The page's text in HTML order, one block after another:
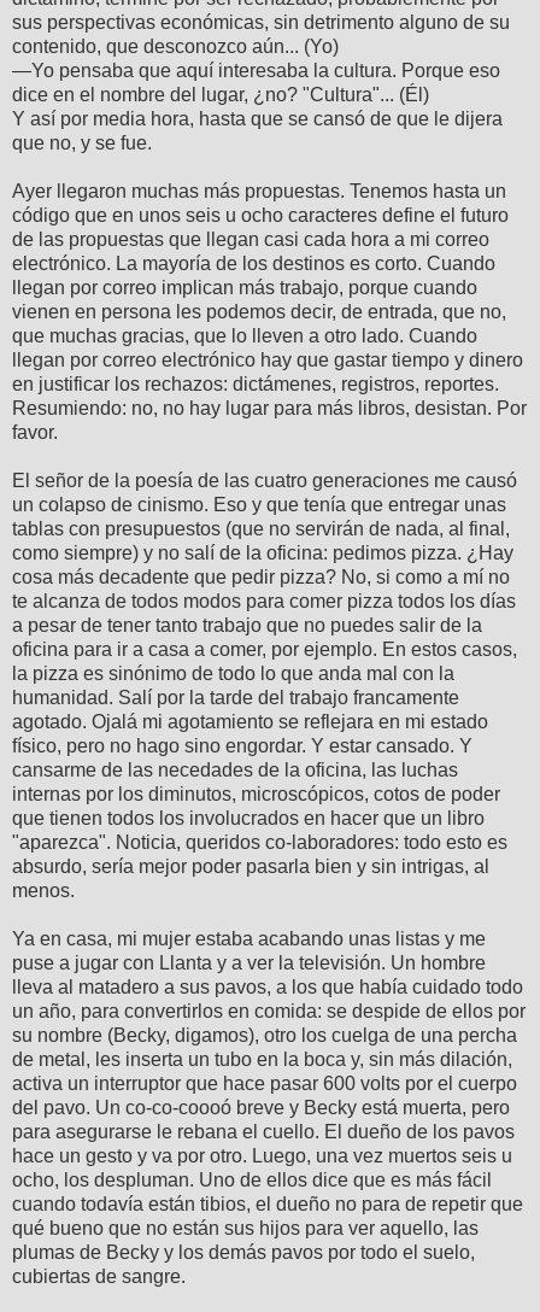
sus perspectivas económicas, sin detrimento alguno de su
contenido, que desconozco aún... (Yo)
—Yo pensaba que aquí interesaba la cultura. Porque eso
dice en el nombre del lugar, ¿no? "Cultura"... (Él)
Y así por media hora, hasta que se cansó de que le dijera
que no, y se fue.
Ayer llegaron muchas más propuestas. Tenemos hasta un
código que en unos seis u ocho caracteres define el futuro
de las propuestas que llegan casi cada hora a mi correo
electrónico. La mayoría de los destinos es corto. Cuando
llegan por correo implican más trabajo, porque cuando
vienen en persona les podemos decir, de entrada, que no,
que muchas gracias, que lo lleven a otro lado. Cuando
llegan por correo electrónico hay que gastar tiempo y dinero
en justificar los rechazos: dictámenes, registros, reportes.
Resumiendo: no, no hay lugar para más libros, desistan. Por
favor.
El señor de la poesía de las cuatro generaciones me causó
un colapso de cinismo. Eso y que tenía que entregar unas
tablas con presupuestos (que no servirán de nada, al final,
como siempre) y no salí de la oficina: pedimos pizza. ¿Hay
cosa más decadente que pedir pizza? No, si como a mí no
te alcanza de todos modos para comer pizza todos los días
a pesar de tener tanto trabajo que no puedes salir de la
oficina para ir a casa a comer, por ejemplo. En estos casos,
la pizza es sinónimo de todo lo que anda mal con la
humanidad. Salí por la tarde del trabajo francamente
agotado. Ojalá mi agotamiento se reflejara en mi estado
físico, pero no hago sino engordar. Y estar cansado. Y
cansarme de las necedades de la oficina, las luchas
internas por los diminutos, microscópicos, cotos de poder
que tienen todos los involucrados en hacer que un libro
"aparezca". Noticia, queridos co-laboradores: todo esto es
absurdo, sería mejor poder pasarla bien y sin intrigas, al
menos.
Ya en casa, mi mujer estaba acabando unas listas y me
puse a jugar con Llanta y a ver la televisión. Un hombre
lleva al matadero a sus pavos, a los que había cuidado todo
un año, para convertirlos en comida: se despide de ellos por
su nombre (Becky, digamos), otro los cuelga de una percha
de metal, les inserta un tubo en la boca y, sin más dilación,
activa un interruptor que hace pasar 600 volts por el cuerpo
del pavo. Un co-co-coooó breve y Becky está muerta, pero
para asegurarse le rebana el cuello. El dueño de los pavos
hace un gesto y va por otro. Luego, una vez muertos seis u
ocho, los despluman. Uno de ellos dice que es más fácil
cuando todavía están tibios, el dueño no para de repetir que
qué bueno que no están sus hijos para ver aquello, las
plumas de Becky y los demás pavos por todo el suelo,
cubiertas de sangre.